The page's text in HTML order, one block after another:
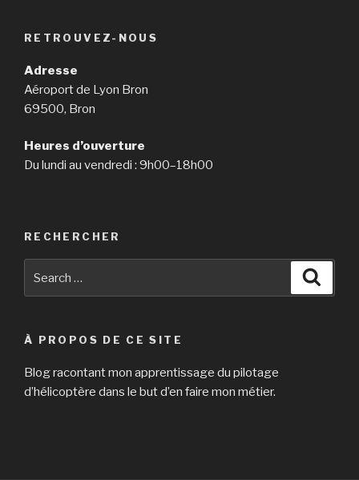
RETROUVEZ-NOUS
Adresse
Aéroport de Lyon Bron
69500, Bron
Heures d’ouverture
Du lundi au vendredi : 9h00–18h00
RECHERCHER
À PROPOS DE CE SITE
Blog racontant mon apprentissage du pilotage
d’hélicoptère dans le but d’en faire mon métier.